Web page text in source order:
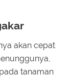
akan cepat
tanaman